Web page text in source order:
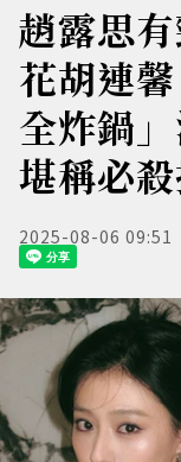
趙露思
花胡連
全炸鍋
堪稱必殺
2025-08-06 09:51